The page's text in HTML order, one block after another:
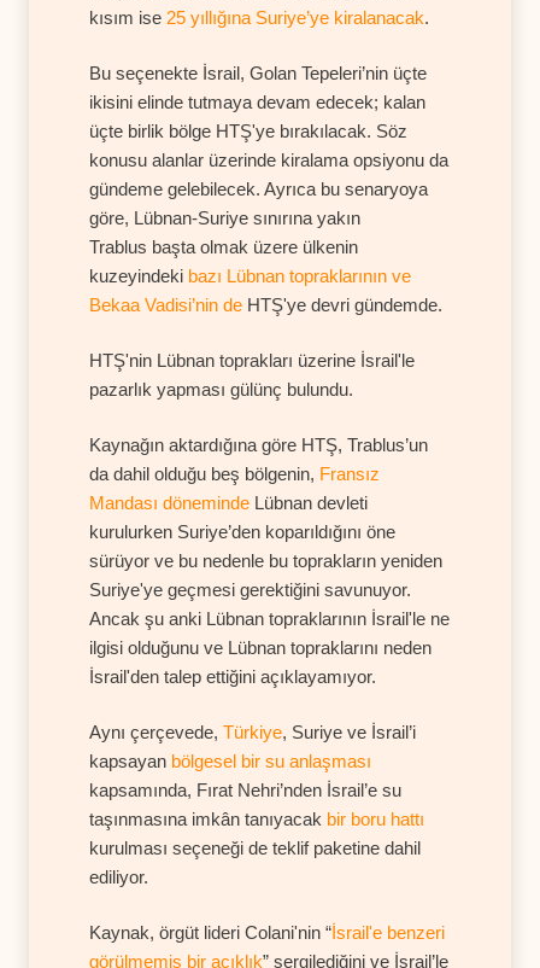
kısım ise 25 yıllığına Suriye’ye kiralanacak.
Bu seçenekte İsrail, Golan Tepeleri’nin üçte
ikisini elinde tutmaya devam edecek; kalan
üçte birlik bölge HTŞ'ye bırakılacak. Söz
konusu alanlar üzerinde kiralama opsiyonu da
gündeme gelebilecek. Ayrıca bu senaryoya
göre, Lübnan-Suriye sınırına yakın
Trablus başta olmak üzere ülkenin
kuzeyindeki bazı Lübnan topraklarının ve
Bekaa Vadisi’nin de HTŞ'ye devri gündemde.
HTŞ'nin Lübnan toprakları üzerine İsrail'le
pazarlık yapması gülünç bulundu.
Kaynağın aktardığına göre HTŞ, Trablus’un
da dahil olduğu beş bölgenin, Fransız
Mandası döneminde Lübnan devleti
kurulurken Suriye’den koparıldığını öne
sürüyor ve bu nedenle bu toprakların yeniden
Suriye'ye geçmesi gerektiğini savunuyor.
Ancak şu anki Lübnan topraklarının İsrail'le ne
ilgisi olduğunu ve Lübnan topraklarını neden
İsrail'den talep ettiğini açıklayamıyor.
Aynı çerçevede, Türkiye, Suriye ve İsrail’i
kapsayan bölgesel bir su anlaşması
kapsamında, Fırat Nehri’nden İsrail’e su
taşınmasına imkân tanıyacak bir boru hattı
kurulması seçeneği de teklif paketine dahil
ediliyor.
Kaynak, örgüt lideri Colani'nin “İsrail'e benzeri
görülmemiş bir açıklık” sergilediğini ve İsrail’le